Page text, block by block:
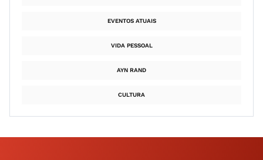
EVENTOS ATUAIS
VIDA PESSOAL
AYN RAND
CULTURA